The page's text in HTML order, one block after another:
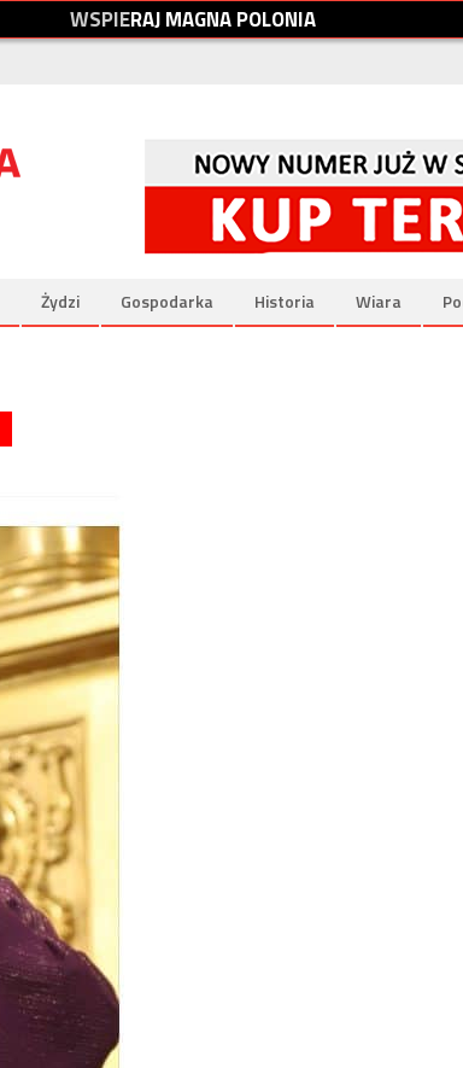
WSPIERAJMAGNAPOLONIA
Żydzi Gospodarka Historia Wiara